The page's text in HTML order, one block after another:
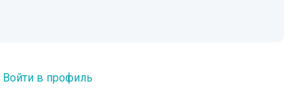
Войти в профиль